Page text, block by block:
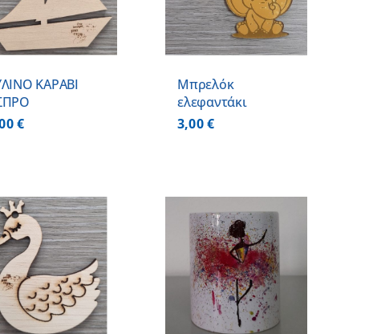
ΚΑΡΑΒΙ
€
ΛΕΠΤΟΜΕΡΕΙΕΣ
Μπρελόκ
ελεφαντάκι
3,00€
ΠΡΟΣΘΗΚΗ ΣΤΟ
ΚΑΛΑΘΙ
ΛΕΠΤΟΜΕΡΕΙΕΣ